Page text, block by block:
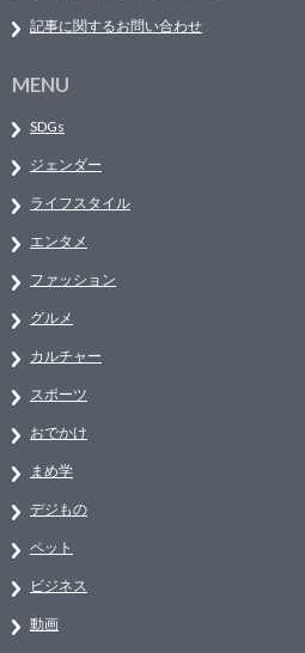
記事に関するお問い合わせ
MENU
SDGs
ジェンダー
ライフスタイル
エンタメ
ファッション
グルメ
カルチャー
スポーツ
おでかけ
まめ学
デジもの
ペット
ビジネス
動画